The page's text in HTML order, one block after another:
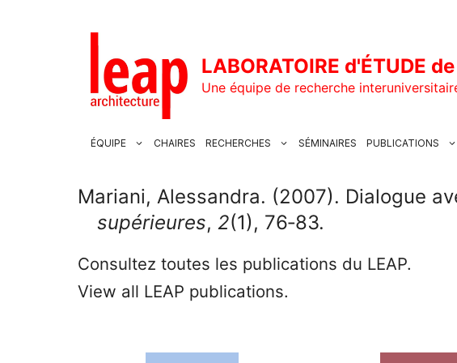
LABORATOIRE d'ÉTUDE
Une équipe de recherche
ÉQUIPE CHAIRES RECHERCHES SÉMINAIRES PUBLICATIONS
Mariani, Alessandra. (2007). Dialogue
supérieures, 2(1), 76‑83.
Consultez toutes les publications du LEAP.
View all LEAP publications.